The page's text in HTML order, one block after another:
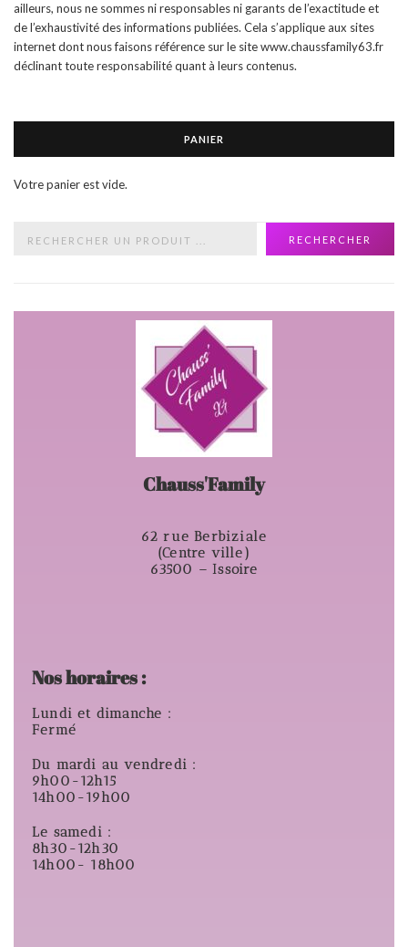
ailleurs, nous ne sommes ni responsables ni garants de l’exactitude et
de l’exhaustivité des informations publiées. Cela s’applique aux sites
internet dont nous faisons référence sur le site www.chaussfamily63.fr
déclinant toute responsabilité quant à leurs contenus.
PANIER
Votre panier est vide.
RECHERCHER
Chauss'Family
62 rue Berbiziale
(Centre ville)
63500 – Issoire
Nos horaires :
Lundi et dimanche :
Fermé
Du mardi au vendredi :
9h00-12h15
14h00-19h00
Le samedi :
8h30-12h30
14h00- 18h00